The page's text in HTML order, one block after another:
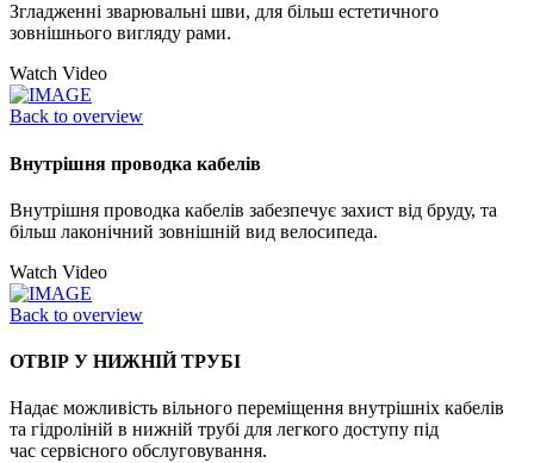
Згладженні зварювальні шви, для більш естетичного
зовнішнього вигляду рами.
Watch Video
Back to overview
Внутрішня проводка кабелів
Внутрішня проводка кабелів забезпечує захист від бруду, та
більш лаконічний зовнішній вид велосипеда.
Watch Video
Back to overview
ОТВІР У НИЖНІЙ ТРУБІ
Надає можливість вільного переміщення внутрішніх кабелів
та гідроліній в нижній трубі для легкого доступу під
час сервісного обслуговування.